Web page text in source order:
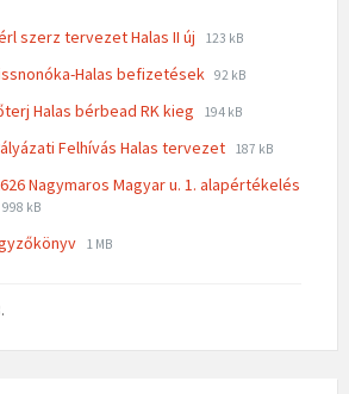
szerz tervezet Halas II új
File
pdf
File
123 kB
Halas befizetések File
pdf
File
92 kB
Halas bérbead RK kieg
File
pdf
File
194 kB
Felhívás Halas tervezet File
pdf
File
187 kB
Nagymaros Magyar u. 1. alapértékelés
File
pdf
File
998 kB
File
File
1 MB